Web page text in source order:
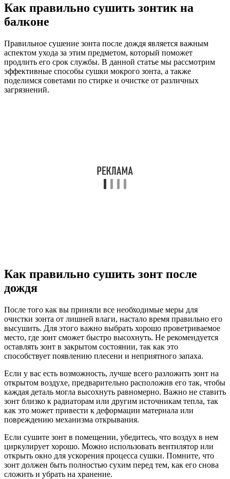
Как правильно сушить зонтик на
балконе
Правильное сушение зонта после дождя является важным
аспектом ухода за этим предметом, который поможет
продлить его срок службы. В данной статье мы рассмотрим
эффективные способы сушки мокрого зонта, а также
поделимся советами по стирке и очистке от различных
загрязнений.
Как правильно сушить зонт после
дождя
После того как вы приняли все необходимые меры для
очистки зонта от лишней влаги, настало время правильно его
высушить. Для этого важно выбрать хорошо проветриваемое
место, где зонт сможет быстро высохнуть. Не рекомендуется
оставлять зонт в закрытом состоянии, так как это
способствует появлению плесени и неприятного запаха.
Если у вас есть возможность, лучше всего разложить зонт на
открытом воздухе, предварительно расположив его так, чтобы
каждая деталь могла высохнуть равномерно. Важно не ставить
зонт близко к радиаторам или другим источникам тепла, так
как это может привести к деформации материала или
повреждению механизма открывания.
Если сушите зонт в помещении, убедитесь, что воздух в нем
циркулирует хорошо. Можно использовать вентилятор или
открыть окно для ускорения процесса сушки. Помните, что
зонт должен быть полностью сухим перед тем, как его снова
сложить и убрать на хранение.